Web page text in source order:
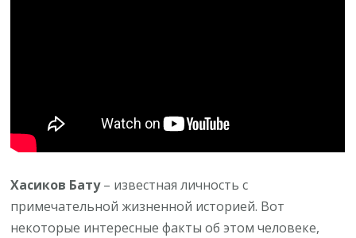
Хасиков Бату– известная личность с
примечательной жизненной историей. Вот
некоторые интересные факты об этом человеке,